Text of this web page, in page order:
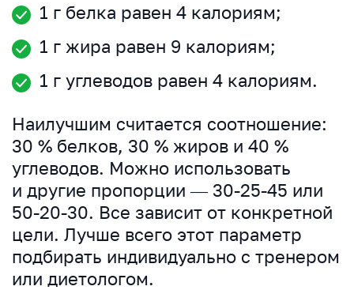
1 г белка равен 4 калориям;
1 г жира равен 9 калориям;
1 г углеводов равен 4 калориям.
Наилучшим считается соотношение:
30 % белков, 30 % жиров и 40 %
углеводов. Можно использовать
и другие пропорции — 30-25-45 или
50-20-30. Все зависит от конкретной
цели. Лучше всего этот параметр
подбирать индивидуально с тренером
или диетологом.